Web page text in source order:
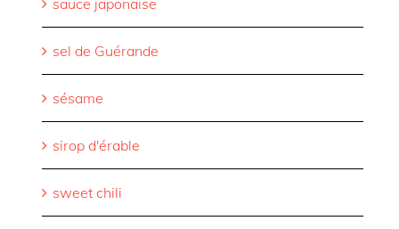
sel de Guérande
sésame
sirop d'érable
sweet chili